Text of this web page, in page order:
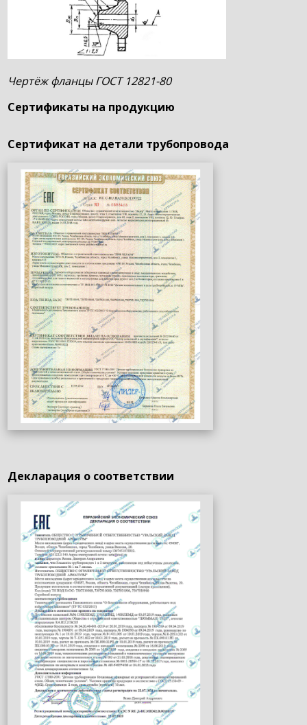
Чертёж фланцы ГОСТ 12821-80
Сертификаты на продукцию
Сертификат на детали трубопровода
Декларация о соответствии